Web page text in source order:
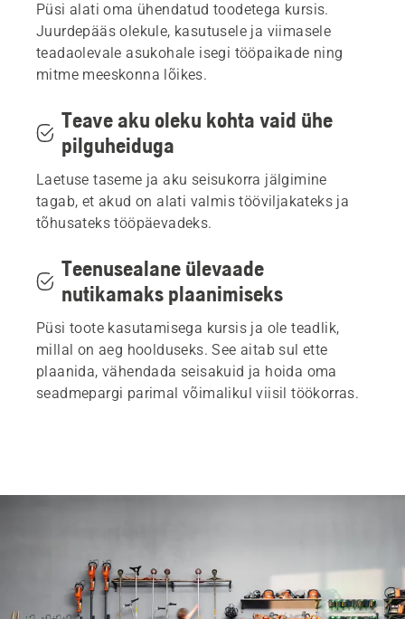
Husqvarna seadmepargi ühenduvuse riistvara
Korduma kippuvad küsimused
Püsi alati oma ühendatud toodetega kursis.
Juurdepääs olekule, kasutusele ja viimasele
teadaolevale asukohale isegi tööpaikade ning
mitme meeskonna lõikes.
Teave aku oleku kohta vaid ühe
pilguheiduga
Laetuse taseme ja aku seisukorra jälgimine
tagab, et akud on alati valmis tööviljakateks ja
tõhusateks tööpäevadeks.
Teenusealane ülevaade
nutikamaks plaanimiseks
Püsi toote kasutamisega kursis ja ole teadlik,
millal on aeg hoolduseks. See aitab sul ette
plaanida, vähendada seisakuid ja hoida oma
seadmepargi parimal võimalikul viisil töökorras.